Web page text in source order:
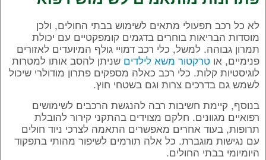
לא כל רכב תפעולי מתאים לשימוש בבתי החולים, ולכן
מוסדות הבריאות בוחרים בדגמים קומפקטיים עם יכולת
תמרון גבוהה. למשל, כלי רכב דמויי גולף המיועדים לאזורים
פנימיים, או טרקטור משא לילדים שניתן להסב אותו למטרות
לוגיסטיות קלות. כלי רכב כאלה מספקים פתרון מודולרי שיכול
לשמש גם בדרכים צרות וגם בשטחי חוץ.
בנוסף, קיימת חשיבות רבה להנגשת הרכבים לשימושים
רפואיים מגוונים. חלקם מצוידים בהתקני קירור להובלת
תרופות, בעוד אחרים מאפשרים התאמה לצרכי ניוד חולים
עם נגישות מוגברת. כל אלה תורמים לשיפור מהותי בתפקוד
היומיומי בבתי החולים.